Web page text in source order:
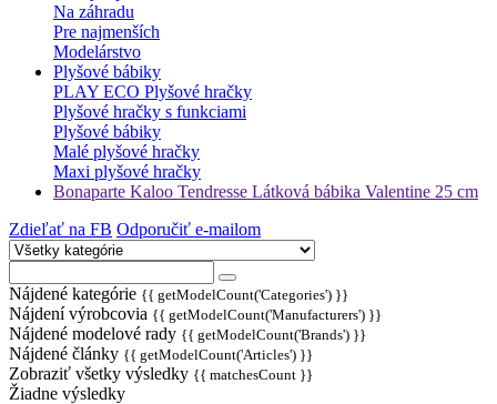
Na záhradu
Pre najmenších
Modelárstvo
Plyšové bábiky
PLAY ECO Plyšové hračky
Plyšové hračky s funkciami
Plyšové bábiky
Malé plyšové hračky
Maxi plyšové hračky
Bonaparte Kaloo Tendresse Látková bábika Valentine 25 cm
Zdieľať na FB Odporučiť e-mailom
Nájdené kategórie {{ getModelCount('Categories') }}
Nájdení výrobcovia {{ getModelCount('Manufacturers') }}
Nájdené modelové rady {{ getModelCount('Brands') }}
Nájdené články {{ getModelCount('Articles') }}
Zobraziť všetky výsledky {{ matchesCount }}
Žiadne výsledky